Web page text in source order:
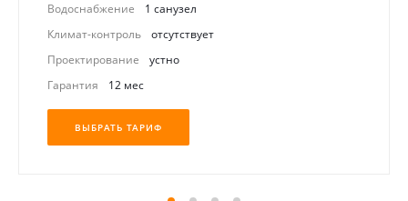
Водоснабжение
1 санузел
Климат-контроль
отсутствует
Проектирование
устно
Гарантия
12 мес
ВЫБРАТЬ ТАРИФ